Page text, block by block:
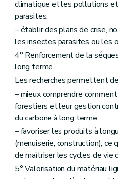
climatique et les pollutions
parasites;
– établir des plans de crise,
les insectes parasites ou les
4° Renforcement de la
long terme.
Les recherches permettent
– mieux comprendre
forestiers et leur gestion
du carbone à long terme;
– favoriser les produits à
(menuiserie, construction),
de maîtriser les cycles de vie
5° Valorisation du matériau